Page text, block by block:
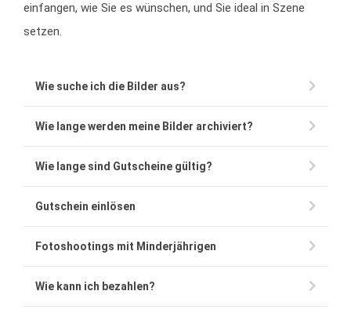
einfangen, wie Sie es wünschen, und Sie ideal in Szene
setzen.
Wie suche ich die Bilder aus?
Wie lange werden meine Bilder archiviert?
Wie lange sind Gutscheine gültig?
Gutschein einlösen
Fotoshootings mit Minderjährigen
Wie kann ich bezahlen?